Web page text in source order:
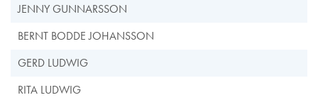
JENNY GUNNARSSON
BERNT BODDE JOHANSSON
GERD LUDWIG
RITA LUDWIG